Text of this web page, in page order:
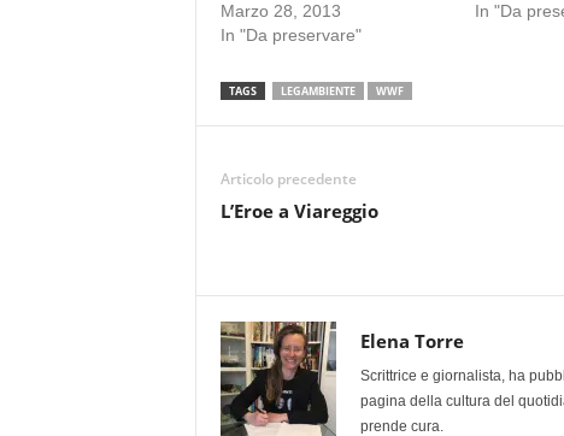
Marzo 28, 2013
In "Da preservare"
In "Da
TAGS LEGAMBIENTE WWF
Articolo precedente
L’Eroe a Viareggio
Elena Torre
Scrittrice e giornalista, ha
pagina della cultura del
prende cura.